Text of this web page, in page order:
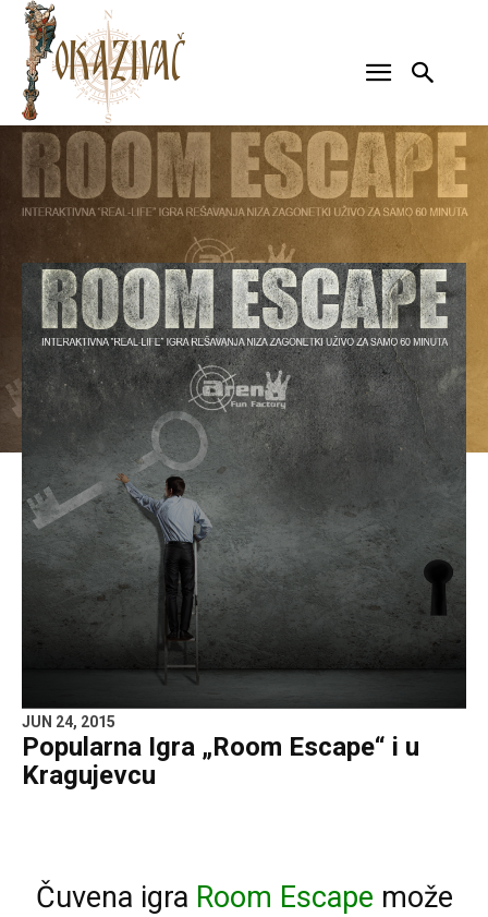
JUN 24, 2015
Popularna Igra „Room Escape“ i u
Kragujevcu
Čuvena igra Room Escape može